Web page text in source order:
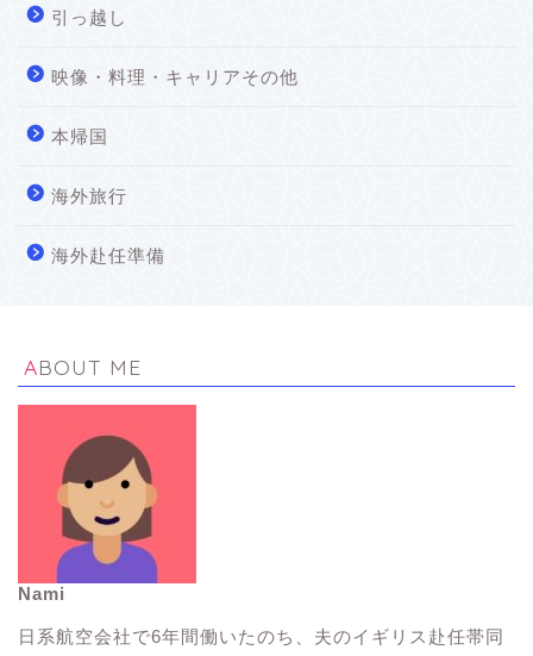
引っ越し
映像・料理・キャリアその他
本帰国
海外旅行
海外赴任準備
ABOUT ME
Nami
日系航空会社で6年間働いたのち、夫のイギリス赴任帯同
イギリス生活Tips